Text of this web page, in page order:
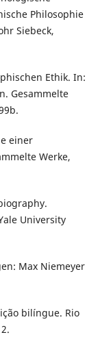
Philosophie
Siebeck,
Ethik. In:
Gesammelte
einer
Werke,
University
Max Niemeyer
bilíngue. Rio